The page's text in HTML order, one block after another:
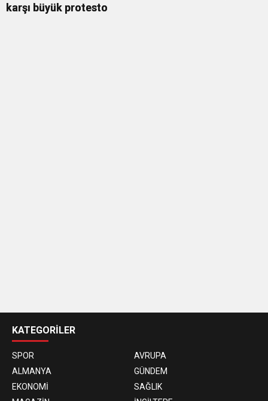
karşı büyük protesto
siteleri
KATEGORİLER
SPOR
AVRUPA
ALMANYA
GÜNDEM
EKONOMİ
SAĞLIK